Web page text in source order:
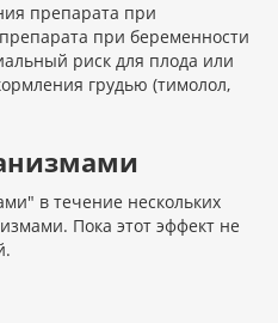
препарата при
при беременности
риск для плода или
грудью (тимолол,
в течение нескольких
Пока этот эффект не